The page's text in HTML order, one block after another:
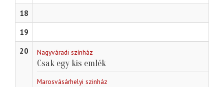
18
19
20
Nagyváradi színház
Csak egy kis emlék
Marosvásárhelyi szinház